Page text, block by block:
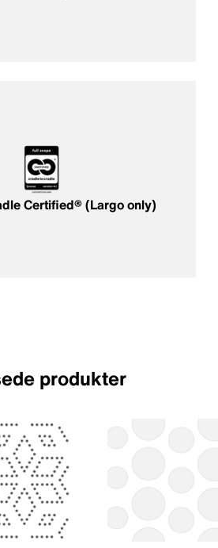
Certified® (Largo only)
produkter